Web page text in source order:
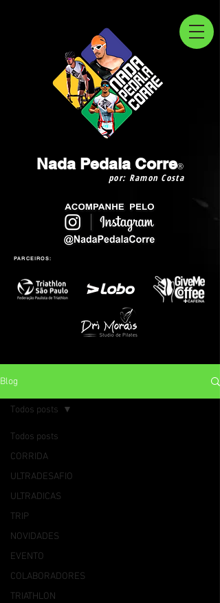
Nada Pedala Corre®
por: Ramon Costa
PARCEIROS:
Blog
Todos posts
CORRIDA
ULTRADESAFIO
ULTRADICAS
TRIP
NOVIDADES
EVENTO
COLABORADORES
TRIATHLON
Todos posts